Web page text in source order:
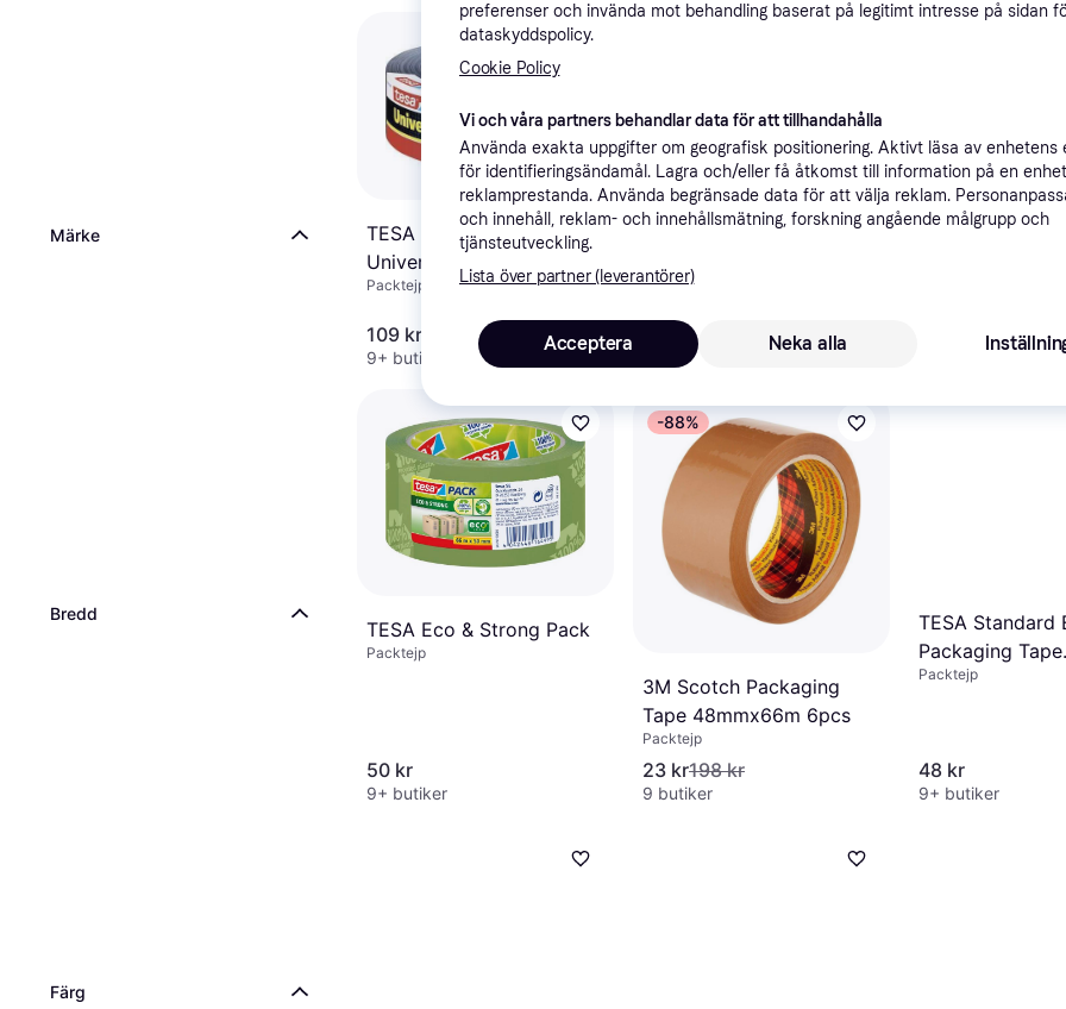
Märke
Bredd
Färg
TESA Extra Power
Universal 50mx50mm
Packtejp
109 kr
9+ butiker
TESA Packaging Tape
Packtejp
9+ butiker
TESA Eco & Strong Pack
Packtejp
50 kr
9+ butiker
-88%
3M Scotch Packaging
Tape 48mmx66m 6pcs
Packtejp
23 kr198 kr
9 butiker
TESA Standard
Packaging Tape
50mx50mm
Packtejp
48 kr
9+ butiker
preferenser och invända mot behandling baserat på legitimt intresse på sidan
dataskyddspolicy.
Cookie Policy
Vi och våra partners behandlar data för att tillhandahålla
Använda exakta uppgifter om geografisk positionering. Aktivt läsa av enhetens
för identifieringsändamål. Lagra och/eller få åtkomst till information på en
reklamprestanda. Använda begränsade data för att välja reklam.
och innehåll, reklam- och innehållsmätning, forskning angående målgrupp och
tjänsteutveckling.
Lista över partner (leverantörer)
Neka alla
Acceptera